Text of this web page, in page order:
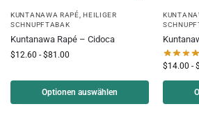
KUNTANAWA RAPÉ ,HEILIGER
SCHNUPFTABAK
Kuntanawa Rapé – Cidoca
$12.60 - $81.00
Optionen auswählen
$14.00 - $